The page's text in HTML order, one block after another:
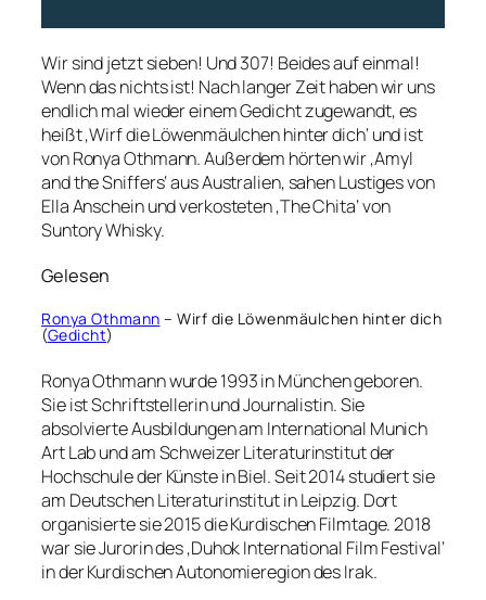
Wir sind jetzt sieben! Und 307! Beides auf einmal!
Wenn das nichts ist! Nach langer Zeit haben wir uns
endlich mal wieder einem Gedicht zugewandt, es
heißt ‚Wirf die Löwenmäulchen hinter dich‘ und ist
von Ronya Othmann. Außerdem hörten wir ‚Amyl
and the Sniffers‘ aus Australien, sahen Lustiges von
Ella Anschein und verkosteten ‚The Chita‘ von
Suntory Whisky.
Gelesen
Ronya Othmann – Wirf die Löwenmäulchen hinter dich
(Gedicht)
Ronya Othmann wurde 1993 in München geboren.
Sie ist Schriftstellerin und Journalistin. Sie
absolvierte Ausbildungen am International Munich
Art Lab und am Schweizer Literaturinstitut der
Hochschule der Künste in Biel. Seit 2014 studiert sie
am Deutschen Literaturinstitut in Leipzig. Dort
organisierte sie 2015 die Kurdischen Filmtage. 2018
war sie Jurorin des ‚Duhok International Film Festival‘
in der Kurdischen Autonomieregion des Irak.